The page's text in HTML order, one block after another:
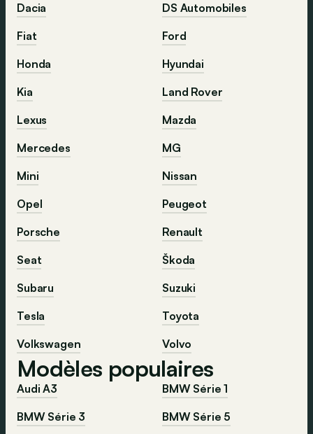
Dacia
DS Automobiles
Fiat
Ford
Honda
Hyundai
Kia
Land Rover
Lexus
Mazda
Mercedes
MG
Mini
Nissan
Opel
Peugeot
Porsche
Renault
Seat
Škoda
Subaru
Suzuki
Tesla
Toyota
Volkswagen
Volvo
Modèles populaires
Audi A3
BMW Série 1
BMW Série 3
BMW Série 5